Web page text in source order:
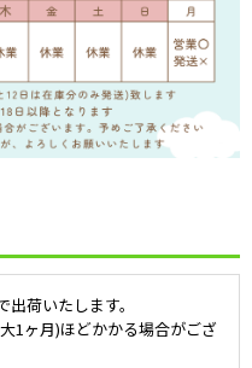
荷いたします。
1ヶ月)ほどかかる場合がござ